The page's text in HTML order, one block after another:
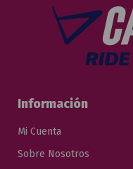
Información
Mi Cuenta
Sobre Nosotros